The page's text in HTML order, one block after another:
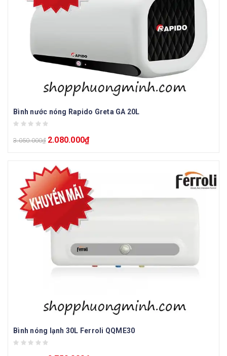
Bình nước nóng Rapido Greta GA 20L
3.050.000₫ 2.080.000₫
Bình nóng lạnh 30L Ferroli QQME30